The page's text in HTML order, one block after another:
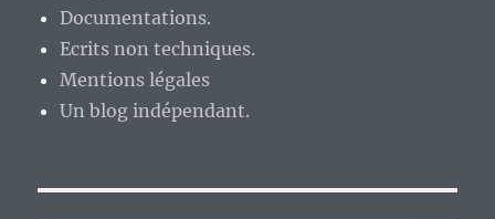
Documentations.
Ecrits non techniques.
Mentions légales
Un blog indépendant.